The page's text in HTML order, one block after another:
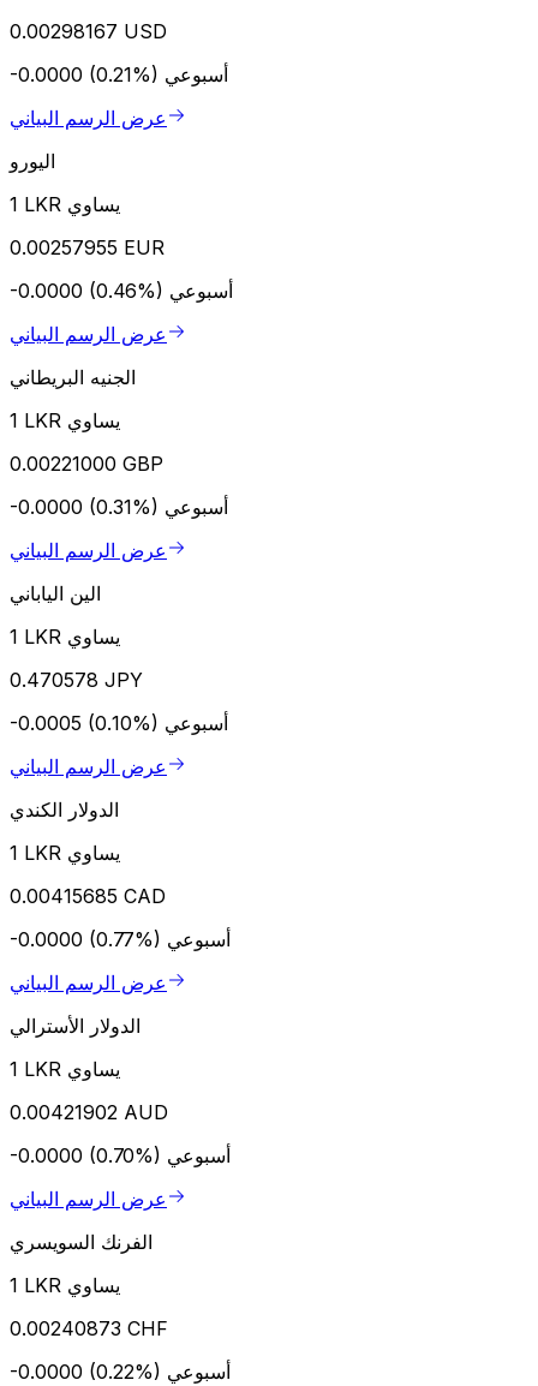
0.00298167 USD
-0.0000 (0.21%) أسبوعي
عرض الرسم البياني
اليورو
1 LKR يساوي
0.00257955 EUR
-0.0000 (0.46%) أسبوعي
عرض الرسم البياني
الجنيه البريطاني
1 LKR يساوي
0.00221000 GBP
-0.0000 (0.31%) أسبوعي
عرض الرسم البياني
الين الياباني
1 LKR يساوي
0.470578 JPY
-0.0005 (0.10%) أسبوعي
عرض الرسم البياني
الدولار الكندي
1 LKR يساوي
0.00415685 CAD
-0.0000 (0.77%) أسبوعي
عرض الرسم البياني
الدولار الأسترالي
1 LKR يساوي
0.00421902 AUD
-0.0000 (0.70%) أسبوعي
عرض الرسم البياني
الفرنك السويسري
1 LKR يساوي
0.00240873 CHF
-0.0000 (0.22%) أسبوعي